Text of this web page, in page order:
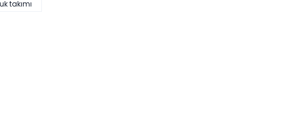
ile daha ne olsun diyor.
takımı